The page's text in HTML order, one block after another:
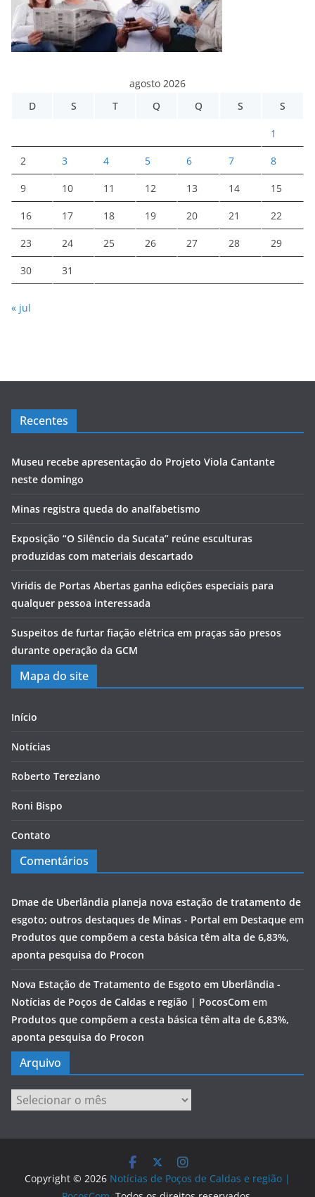
agosto 2026
D
S T Q Q S S
1
2 3 4 5 6 7 8
9 10 11 12 13 14 15
16 17 18 19 20 21 22
23 24 25 26 27 28 29
30 31
« jul
Recentes
Museu recebe apresentação do Projeto Viola Cantante
neste domingo
Minas registra queda do analfabetismo
Exposição “O Silêncio da Sucata” reúne esculturas
produzidas com materiais descartado
Viridis de Portas Abertas ganha edições especiais para
qualquer pessoa interessada
Suspeitos de furtar fiação elétrica em praças são presos
durante operação da GCM
Mapa do site
Início
Notícias
Roberto Tereziano
Roni Bispo
Contato
Comentários
Dmae de Uberlândia planeja nova estação de tratamento de
esgoto; outros destaques de Minas - Portal em Destaque em
Produtos que compõem a cesta básica têm alta de 6,83%,
aponta pesquisa do Procon
Nova Estação de Tratamento de Esgoto em Uberlândia -
Notícias de Poços de Caldas e região | PocosCom em
Produtos que compõem a cesta básica têm alta de 6,83%,
aponta pesquisa do Procon
Arquivo
Arquivo
Copyright © 2026 Notícias de Poços de Caldas e região |